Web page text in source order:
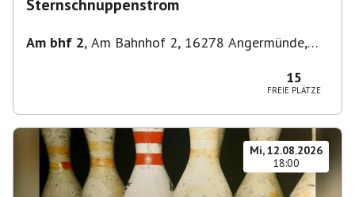
Sternschnuppenstrom
Am bhf 2, Am Bahnhof 2, 16278 Angermünde,
15
FREIE PLÄTZE
Mi, 12.08.2026
18:00